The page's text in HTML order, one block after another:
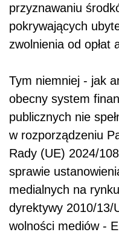
przyznawaniu
pokrywających
zwolnienia od opłat
Tym niemniej - jak
obecny system
publicznych nie
w rozporządzeniu
Rady (UE) 2024/
sprawie
medialnych na
dyrektywy 2010/13/
wolności mediów -